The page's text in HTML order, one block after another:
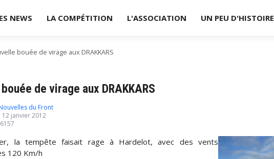
NEWS LA COMPÉTITION L'ASSOCIATION UN PEU D'HISTOIRE
bouée de virage aux DRAKKARS
de virage aux DRAKKARS
du Front
12 janvier 2012
la tempête faisait rage à Hardelot, avec des vents
120 Km/h